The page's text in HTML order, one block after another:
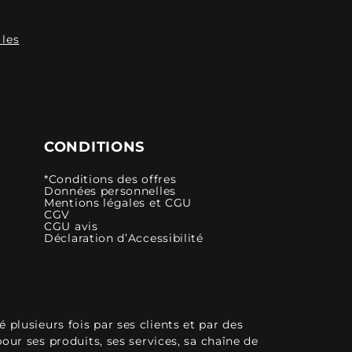
CONDITIONS
*Conditions des offres
Données personnelles
Mentions légales et CGU
CGV
CGU avis
Déclaration d’Accessibilité
plusieurs fois par ses clients et par des
ses produits, ses services, sa chaîne de